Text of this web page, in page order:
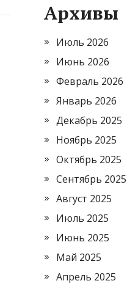
Архивы
Июль 2026
Июнь 2026
Февраль 2026
Январь 2026
Декабрь 2025
Ноябрь 2025
Октябрь 2025
Сентябрь 2025
Август 2025
Июль 2025
Июнь 2025
Май 2025
Апрель 2025